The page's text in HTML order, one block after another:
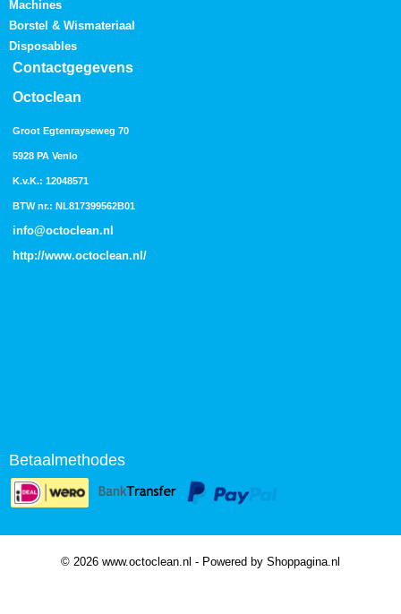
Machines
Borstel & Wismateriaal
Disposables
Contactgegevens
Octoclean
Groot Egtenrayseweg 70
5928 PA Venlo
K.v.K.: 12048571
BTW nr.: NL817399562B01
info@octoclean.nl
http://www.octoclean.nl /
Betaalmethodes
© 2026 www.octoclean.nl - Powered by Shoppagina.nl